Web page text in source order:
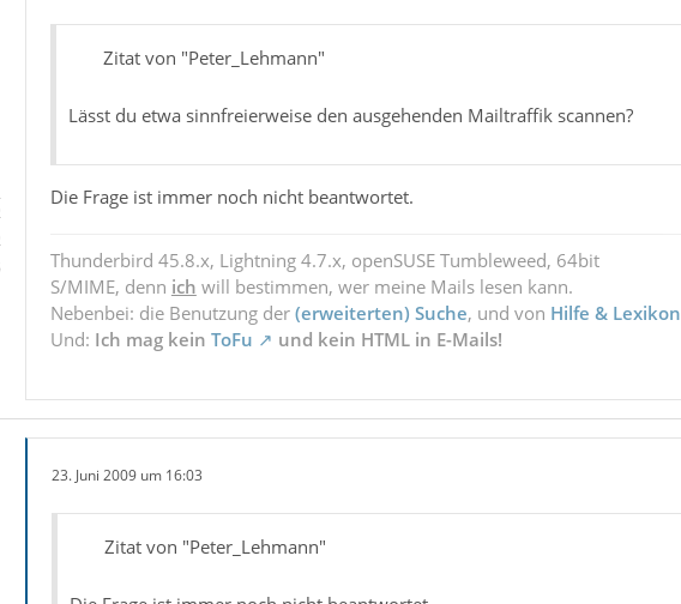
Zitat von "Peter_Lehmann"
Lässt du etwa sinnfreierweise den ausgehenden Mailtraffik scannen?
Die Frage ist immer noch nicht beantwortet.
Thunderbird 45.8.x, Lightning 4.7.x, openSUSE Tumbleweed, 64bit
S/MIME, denn ich will bestimmen, wer meine Mails lesen kann.
Nebenbei: die Benutzung der (erweiterten) Suche, und von Hilfe & Lexikon
Und: Ich mag kein ToFu und kein HTML in E-Mails!
23. Juni 2009 um 16:03
Zitat von "Peter_Lehmann"